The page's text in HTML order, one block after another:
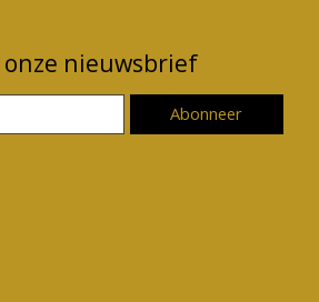
nieuwsbrief
Abonneer